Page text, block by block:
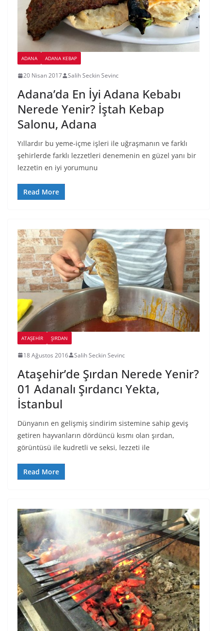
ADANA ADANA KEBAP
20 Nisan 2017 Salih Seckin Sevinc
Adana’da En İyi Adana Kebabı
Nerede Yenir? İştah Kebap
Salonu, Adana
Yıllardır bu yeme-içme işleri ile uğraşmanın ve farklı
şehirlerde farklı lezzetleri denemenin en güzel yanı bir
lezzetin en iyi yorumunu
Read More
ATAŞEHIR ŞIRDAN
18 Ağustos 2016 Salih Seckin Sevinc
Ataşehir’de Şırdan Nerede Yenir?
01 Adanalı Şırdancı Yekta,
İstanbul
Dünyanın en gelişmiş sindirim sistemine sahip geviş
getiren hayvanların dördüncü kısmı olan şırdan,
görüntüsü ile kudretli ve seksi, lezzeti ile
Read More